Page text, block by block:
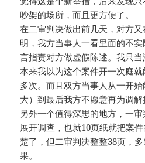
吵架的场所，而且更方便了。
在二审判决做出前几天，对方
明，我方当事人一看里面的不
言指责对方做虚假陈述。我只当
本来我以为这个案件开一次庭
多次。而且双方当事人从一开
大）到最后我方不愿意再为调解
另外一个值得深思的地方，一
展开调查，也就10页纸就把案
楚了，但二审判决整整38页，
果。